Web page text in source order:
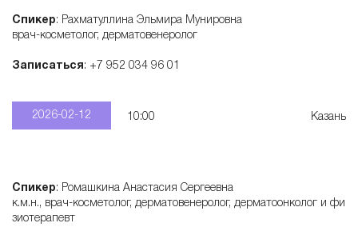
Спикер: Рахматуллина Эльмира Мунировна
врач-косметолог, дерматовенеролог
Записаться: +7 952 034 96 01
2026-02-12 10:00 Казань
Спикер: Ромашкина Анастасия Сергеевна
к.м.н., врач-косметолог, дерматовенеролог, дерматоонколог и фи
зиотерапевт